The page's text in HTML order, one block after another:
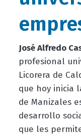
José Alfredo
profesional
Licorera de
que hoy inicia
de Manizales
desarrollo
que les